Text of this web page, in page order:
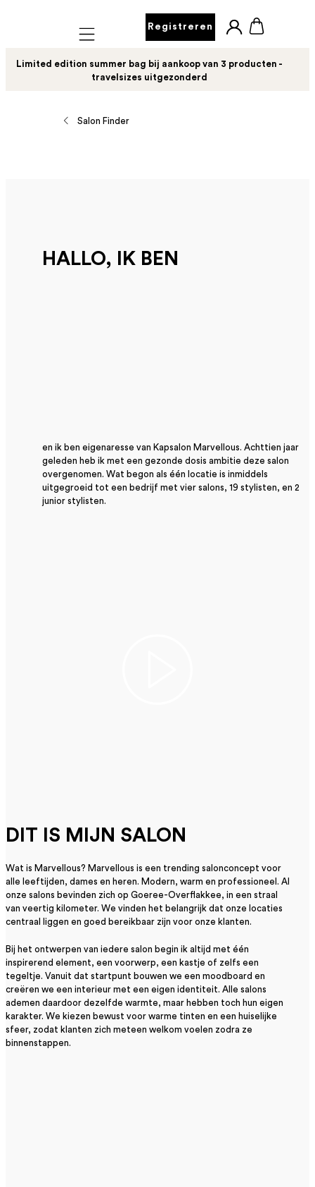
Mobile navigation
Registreren
Limited edition summer bag bij aankoop van 3 producten -
travelsizes uitgezonderd
Salon Finder
HALLO, IK BEN
en ik ben eigenaresse van Kapsalon Marvellous. Achttien jaar
geleden heb ik met een gezonde dosis ambitie deze salon
overgenomen. Wat begon als één locatie is inmiddels
uitgegroeid tot een bedrijf met vier salons, 19 stylisten, en 2
junior stylisten.
DIT IS MIJN SALON
Wat is Marvellous? Marvellous is een trending salonconcept voor
alle leeftijden, dames en heren. Modern, warm en professioneel. Al
onze salons bevinden zich op Goeree-Overflakkee, in een straal
van veertig kilometer. We vinden het belangrijk dat onze locaties
centraal liggen en goed bereikbaar zijn voor onze klanten. ​
​Bij het ontwerpen van iedere salon begin ik altijd met één
inspirerend element, een voorwerp, een kastje of zelfs een
tegeltje. Vanuit dat startpunt bouwen we een moodboard en
creëren we een interieur met een eigen identiteit. Alle salons
ademen daardoor dezelfde warmte, maar hebben toch hun eigen
karakter. We kiezen bewust voor warme tinten en een huiselijke
sfeer, zodat klanten zich meteen welkom voelen zodra ze
binnenstappen.​